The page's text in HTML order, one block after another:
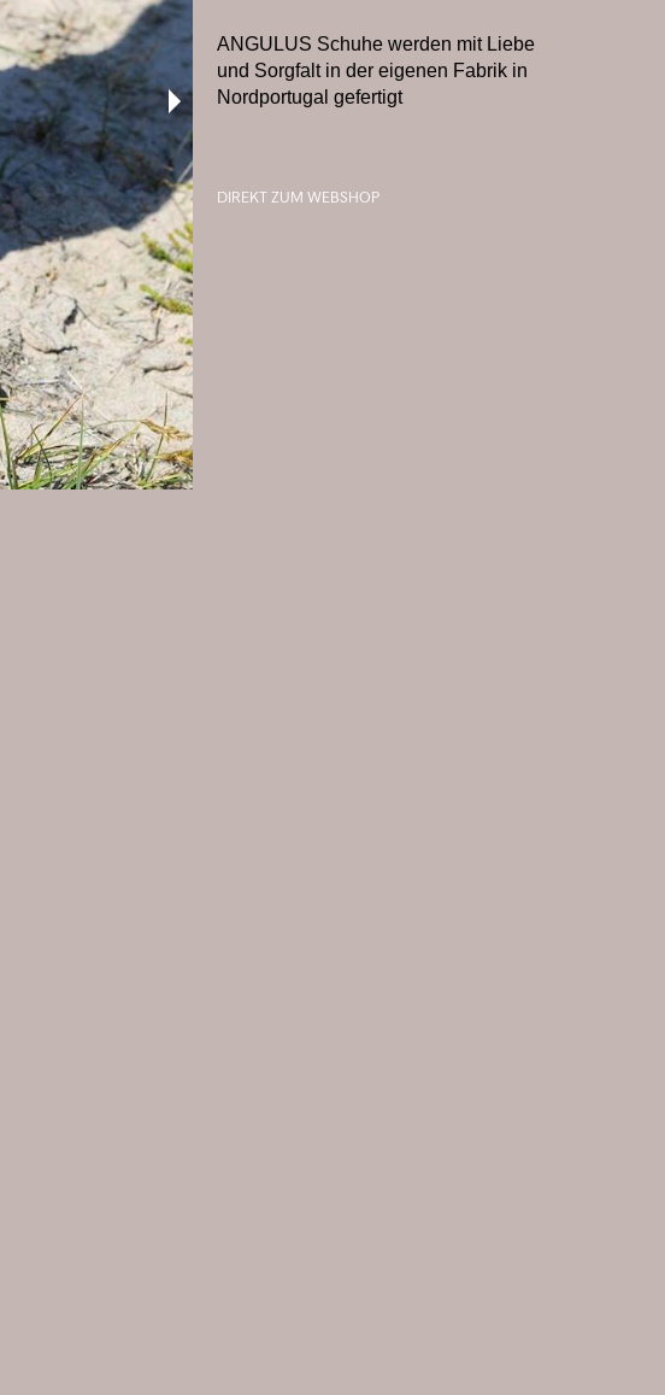
ANGULUS Schuhe werden mit Liebe
und Sorgfalt in der eigenen Fabrik in
Nordportugal gefertigt
DIREKT ZUM WEBSHOP